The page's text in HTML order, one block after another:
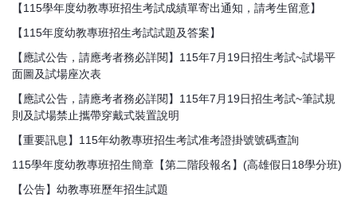
【115學年度幼教專班招生考試成績單寄出通知，請考生留意】
【115年度幼教專班招生考試試題及答案】
【應試公告，請應考者務必詳閱】115年7月19日招生考試~試場平
面圖及試場座次表
【應試公告，請應考者務必詳閱】115年7月19日招生考試~筆試規
則及試場禁止攜帶穿戴式裝置說明
【重要訊息】115年幼教專班招生考試准考證掛號號碼查詢
115學年度幼教專班招生簡章【第二階段報名】(高雄假日18學分班)
【公告】幼教專班歷年招生試題